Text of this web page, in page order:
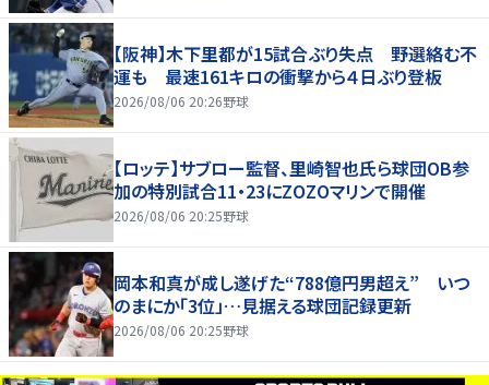
【阪神】木下里都が15試合ぶり失点 野選絡む不
運も 最速161キロの衝撃から４日ぶり登板
2026/08/06 20:26野球
【ロッテ】サブロー監督、里崎智也氏ら球団OB参
加の特別試合11・23にZOZOマリンで開催
2026/08/06 20:25野球
岡本和真が成し遂げた“788億円男超え” いつ
のまにか「3位」…見据える球団記録更新
2026/08/06 20:25野球